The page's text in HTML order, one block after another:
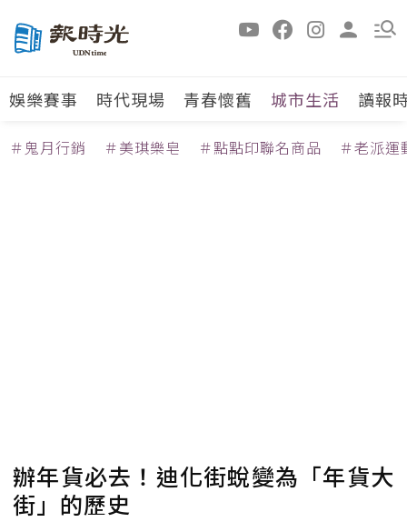
娛樂賽事 時代現場 青春懷舊 城市生活 讀報
＃鬼月行銷 ＃美琪樂皂 ＃點點印聯名商品 ＃老派運
辦年貨必去！迪化街蛻變為「年貨大
街」的歷史